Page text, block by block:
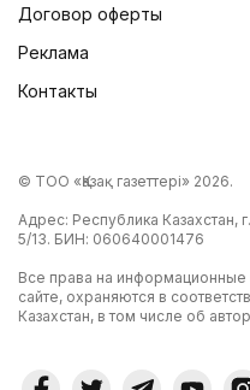
Договор оферты
Реклама
Контакты
© ТОО «Қазақ газеттері» 2026.
Адрес: Республика Казахстан,
5/13. БИН: 060640001476
Все права на
сайте, охраняются в
Казахстан, в том числе об